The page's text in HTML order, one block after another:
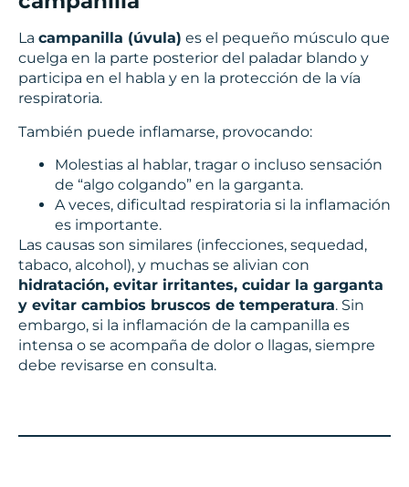
La campanilla (úvula) es el pequeño músculo que
cuelga en la parte posterior del paladar blando y
participa en el habla y en la protección de la vía
respiratoria.
También puede inflamarse, provocando:
Molestias al hablar, tragar o incluso sensación
de “algo colgando” en la garganta.
A veces, dificultad respiratoria si la inflamación
es importante.
Las causas son similares (infecciones, sequedad,
tabaco, alcohol), y muchas se alivian con
hidratación, evitar irritantes, cuidar la garganta
y evitar cambios bruscos de temperatura. Sin
embargo, si la inflamación de la campanilla es
intensa o se acompaña de dolor o llagas, siempre
debe revisarse en consulta.